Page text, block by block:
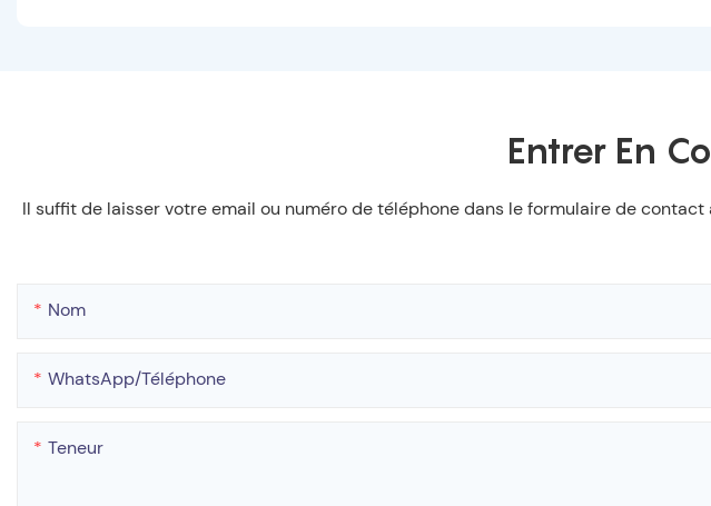
Entrer En
Il suffit de laisser votre email ou numéro de téléphone dans le formulaire de
Nom
WhatsApp/téléphone
Teneur